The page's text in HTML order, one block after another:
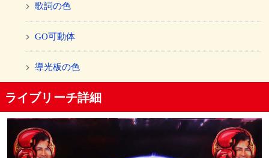
歌詞の色
GO可動体
導光板の色
ボタンの種類
ライブリーチ詳細